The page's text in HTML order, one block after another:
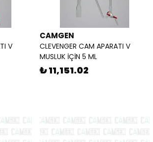
V
CAMGEN
CLEVENGER CAM APARATI V
MUSLUK İÇİN 5 ML
₺ 11,151.02